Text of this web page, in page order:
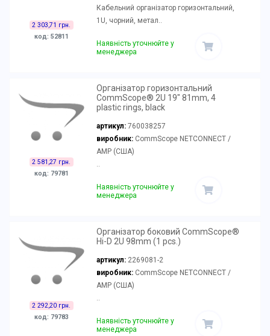
2 303,71 грн.
код: 52811
Кабельний організатор горизонтальний,
1U, чорний, метал..
Наявність уточнюйте у
менеджера
2 581,27 грн.
код: 79781
Організатор горизонтальний
CommScope® 2U 19" 81mm, 4
plastic rings, black
артикул: 760038257
виробник:CommScope NETCONNECT /
AMP (США)
..
Наявність уточнюйте у
менеджера
2 292,20 грн.
код: 79783
Організатор боковий CommScope®
Hi-D 2U 98mm (1 pcs.)
артикул: 2269081-2
виробник:CommScope NETCONNECT /
AMP (США)
..
Наявність уточнюйте у
менеджера